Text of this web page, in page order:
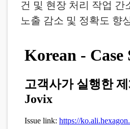
건 및 현장 처리 작업 간
노출 감소 및 정확도 향